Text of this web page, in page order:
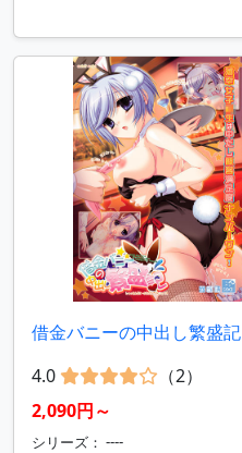
借金バニーの中出し繁盛記
4.0
（2）
2,090円～
シリーズ： ----